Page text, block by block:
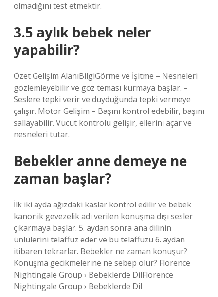
olmadığını test etmektir.
3.5 aylık bebek neler
yapabilir?
Özet Gelişim AlanıBilgiGörme ve İşitme – Nesneleri
gözlemleyebilir ve göz teması kurmaya başlar. –
Seslere tepki verir ve duyduğunda tepki vermeye
çalışır. Motor Gelişim – Başını kontrol edebilir, başını
sallayabilir. Vücut kontrolü gelişir, ellerini açar ve
nesneleri tutar.
Bebekler anne demeye ne
zaman başlar?
İlk iki ayda ağızdaki kaslar kontrol edilir ve bebek
kanonik gevezelik adı verilen konuşma dışı sesler
çıkarmaya başlar. 5. aydan sonra ana dilinin
ünlülerini telaffuz eder ve bu telaffuzu 6. aydan
itibaren tekrarlar. Bebekler ne zaman konuşur?
Konuşma gecikmelerine ne sebep olur? Florence
Nightingale Group › Bebeklerde DilFlorence
Nightingale Group › Bebeklerde Dil